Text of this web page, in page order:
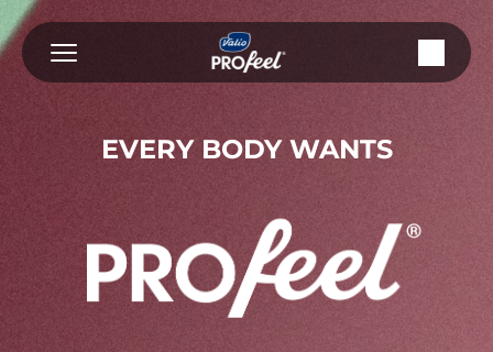
Siirry
sisältöön
VALIO
PROFEEL
®
EVERY BODY WANTS